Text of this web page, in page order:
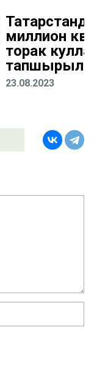
миллион
торак
23.08.2023